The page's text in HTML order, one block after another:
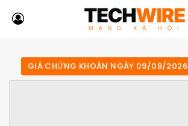
GIÁ CHỨNG KHOÁN NGÀY 09/08/2026